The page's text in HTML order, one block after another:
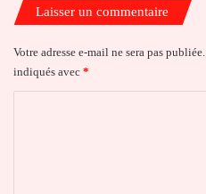
Laisser un commentaire
Votre adresse e-mail ne sera pas publiée.
indiqués avec *